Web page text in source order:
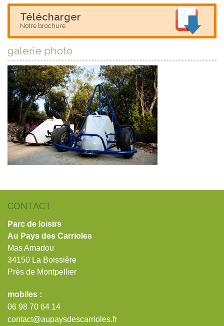
Télécharger
Notre brochure
galerie photo
CONTACT
Parc de loisirs
Au Pays des Carrioles
Mas Amadou
34150 La Boissière
Près de Montpellier
mobiles :
06 98 70 64 14
contact@aupaysdescarrioles.fr